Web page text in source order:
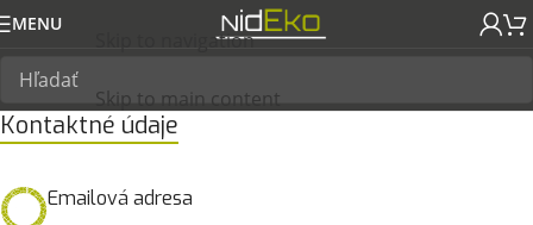
Skip to navigation
Skip to main content
MENU
Kontaktné údaje
Emailová adresa